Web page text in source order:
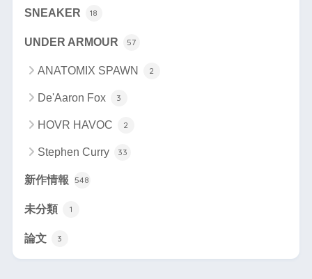
SNEAKER 18
UNDER ARMOUR 57
ANATOMIX SPAWN 2
De'Aaron Fox 3
HOVR HAVOC 2
Stephen Curry 33
新作情報 548
未分類 1
論文 3